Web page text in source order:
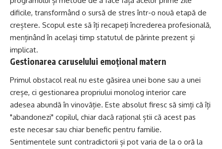
dificile, transformând o sursă de stres într-o nouă etapă de
creștere. Scopul este să îți recapeți încrederea profesională,
menținând în același timp statutul de părinte prezent și
implicat.
Gestionarea caruselului emoțional matern
Primul obstacol real nu este găsirea unei bone sau a unei
creșe, ci gestionarea propriului monolog interior care
adesea abundă în vinovăție. Este absolut firesc să simți că îți
"abandonezi" copilul, chiar dacă rațional știi că acest pas
este necesar sau chiar benefic pentru familie.
Sentimentele sunt contradictorii și pot varia de la o oră la